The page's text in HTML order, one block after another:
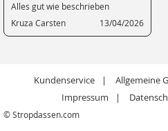
Alles gut wie beschrieben
Kruza Carsten
13/04/2026
Kundenservice
Allgemeine
Impressum
© Stropdassen.com